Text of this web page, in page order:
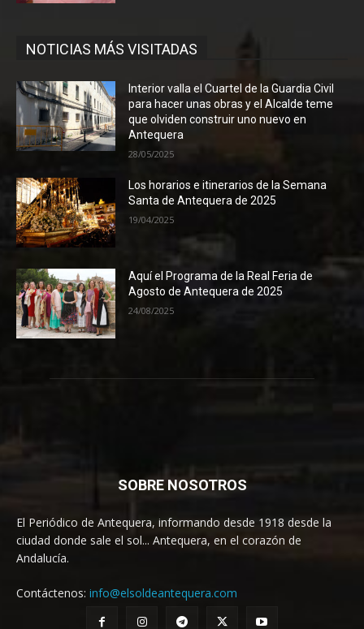
NOTICIAS MÁS VISITADAS
Interior valla el Cuartel de la Guardia Civil
para hacer unas obras y el Alcalde teme
que olviden construir uno nuevo en
Antequera
28/05/2025
Los horarios e itinerarios de la Semana
Santa de Antequera de 2025
19/04/2025
Aquí el Programa de la Real Feria de
Agosto de Antequera de 2025
24/08/2025
SOBRE NOSOTROS
El Periódico de Antequera, informando desde 1918 desde la
ciudad donde sale el sol... Antequera, en el corazón de
Andalucía.
Contáctenos: info@elsoldeantequera.com